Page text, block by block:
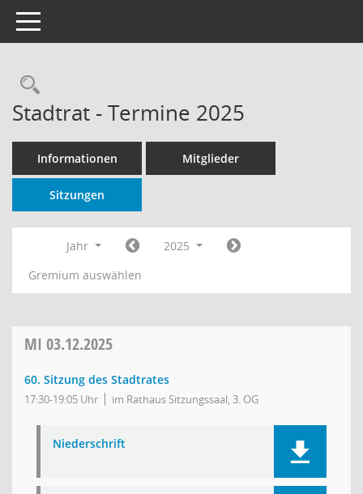
Toggle navigation
Rechercheauswahl
Stadtrat - Termine 2025
Informationen Mitglieder
Sitzungen
Jahr
2025
Gremium auswählen
MI 03.12.2025
60. Sitzung des Stadtrates
17:30-19:05 Uhr im Rathaus Sitzungssaal, 3. OG
Niederschrift